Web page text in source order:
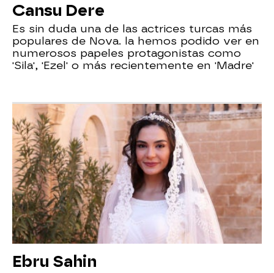
Cansu Dere
Es sin duda una de las actrices turcas más
populares de Nova. la hemos podido ver en
numerosos papeles protagonistas como
'Sila', 'Ezel' o más recientemente en 'Madre'
Ebru Sahin